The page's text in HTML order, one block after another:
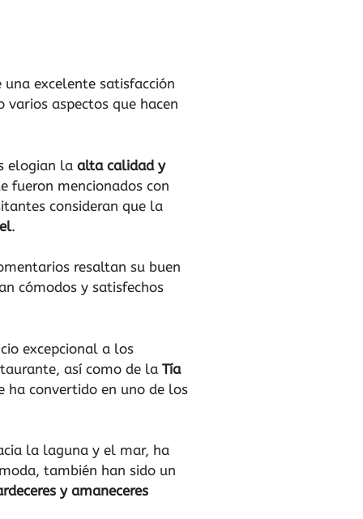
excelente satisfacción
aspectos que hacen
elogian la alta calidad y
fueron mencionados con
consideran que la
.
resaltan su buen
cómodos y satisfechos
excepcional a los
así como de la Tía
ha convertido en uno de los
la laguna y el mar, ha
también han sido un
y amaneceres